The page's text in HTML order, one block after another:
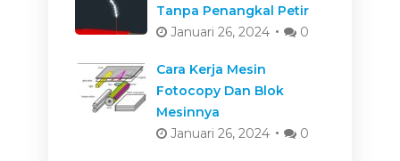
Tanpa Penangkal Petir
Januari 26, 2024
0
Cara Kerja Mesin
Fotocopy Dan Blok
Mesinnya
Januari 26, 2024
0